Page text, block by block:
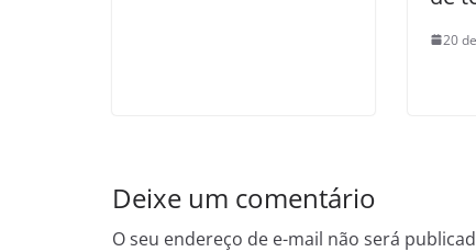
20
Deixe um comentário
O seu endereço de e-mail não será